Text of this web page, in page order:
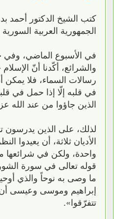
كتب الشيخ الدكتور أحمد
الجمهورية العربية السورية
في الأسبوع الماضي، وفي
والشرائع، أكّدنا أنّ
رسالات السماء، فلا
في قلبه إلّا إذا حمل في
الذين جاؤوا من عند الله
لذلك، على الذين يدرسون
الأديان ثلاثة، أن يعيدوا
واحدة، ولكن في شرائعها
قوله تعالى في سورة
ما وصى به نوحاً والذي
إبراهيم وموسى وعيسى أن
تتفرّقوا».